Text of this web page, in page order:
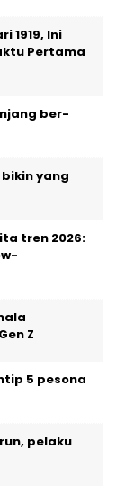
1919, Ini
Pertama
ber-
yang
tren 2026:
Z
5 pesona
pelaku